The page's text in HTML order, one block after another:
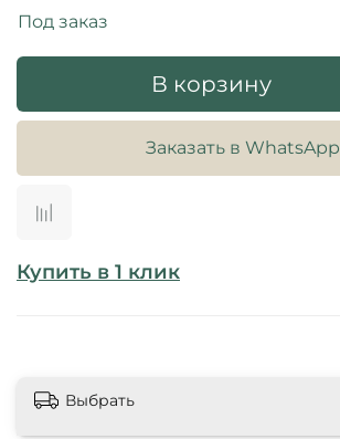
В корзину
Заказать в WhatsApp
Купить в 1 клик
Под заказ
Выбрать